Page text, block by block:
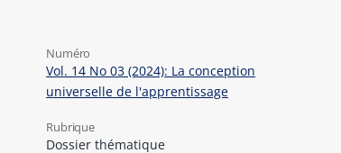
Numéro
Vol. 14 No 03 (2024): La conception
universelle de l'apprentissage
Rubrique
Dossier thématique